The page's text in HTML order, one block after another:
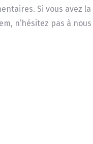
Si vous avez la
n’hésitez pas à nous